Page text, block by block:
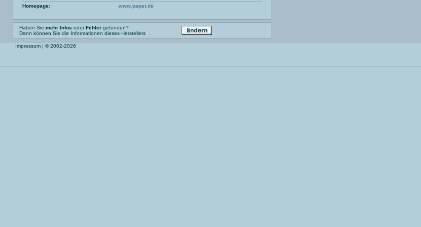
Homepage: www.papst.de
Haben Sie mehr Infos oderFehler gefunden?
Dann können Sie die Informationen dieses Herstellers
Impressum | © 2002-2026